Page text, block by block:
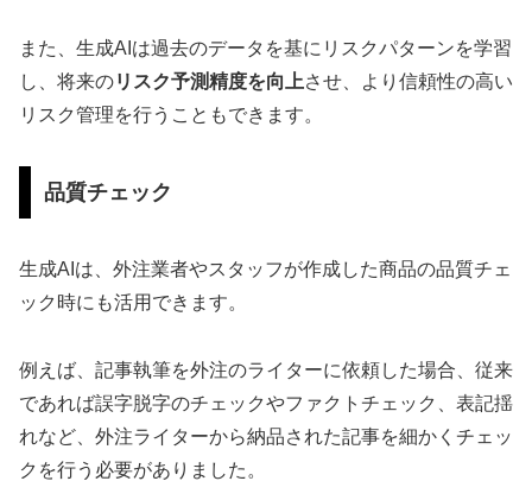
また、生成AIは過去のデータを基にリスクパターンを学習
し、将来のリスク予測精度を向上させ、より信頼性の高い
リスク管理を行うこともできます。
品質チェック
生成AIは、外注業者やスタッフが作成した商品の品質チェ
ック時にも活用できます。
例えば、記事執筆を外注のライターに依頼した場合、従来
であれば誤字脱字のチェックやファクトチェック、表記揺
れなど、外注ライターから納品された記事を細かくチェッ
クを行う必要がありました。